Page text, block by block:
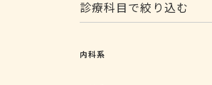
診療科目で絞り込む
内科系